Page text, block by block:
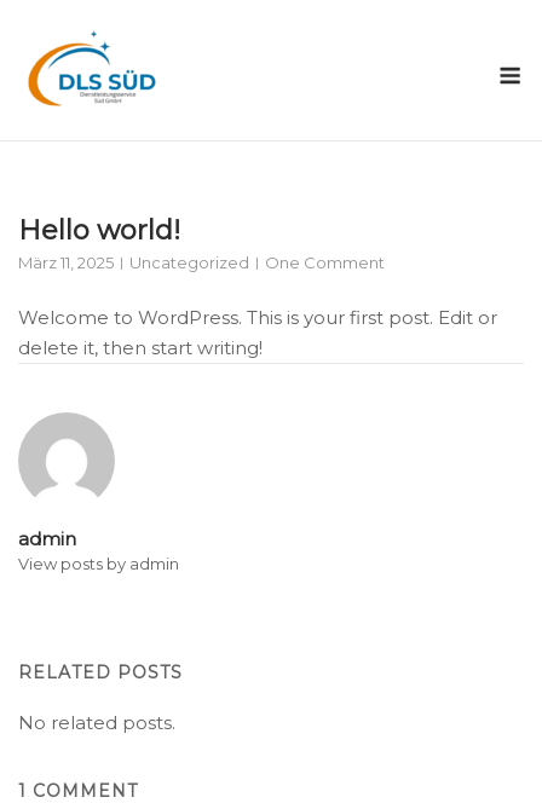
content
Hello world!
März 11, 2025 Uncategorized One Comment
Welcome to WordPress. This is your first post. Edit or
delete it, then start writing!
admin
View posts by admin
RELATED POSTS
No related posts.
1 COMMENT